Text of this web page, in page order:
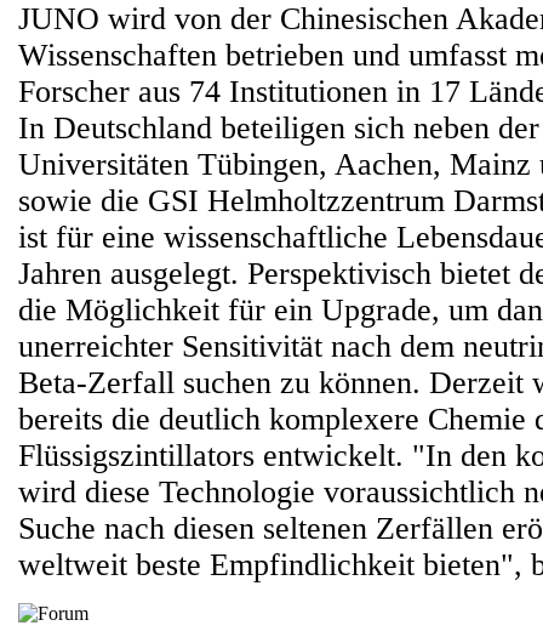
JUNO wird von der Chinesischen
Wissenschaften betrieben und umfasst
Forscher aus 74 Institutionen in 17
In Deutschland beteiligen sich neben
Universitäten Tübingen, Aachen, Mainz
sowie die GSI Helmholtzzentrum
ist für eine wissenschaftliche
Jahren ausgelegt. Perspektivisch bietet
die Möglichkeit für ein Upgrade, um
unerreichter Sensitivität nach dem
Beta-Zerfall suchen zu können. Derzeit
bereits die deutlich komplexere Chemie
Flüssigszintillators entwickelt. "In den
wird diese Technologie voraussichtlich
Suche nach diesen seltenen Zerfällen
weltweit beste Empfindlichkeit bieten",